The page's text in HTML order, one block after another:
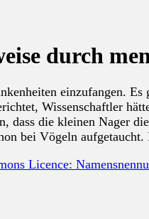
durch
einzufangen.
Wissenschaftler
dass die kleinen Nager
bei Vögeln
Licence: